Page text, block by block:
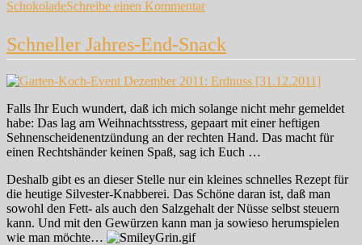
SchokoladeSchreibe einen Kommentarzu
Streich…
Schneller Jahres-End-Snack
Falls Ihr Euch wundert, daß ich mich solange nicht mehr gemeldet
habe: Das lag am Weihnachtsstress, gepaart mit einer heftigen
Sehnenscheidenentzündung an der rechten Hand. Das macht für
einen Rechtshänder keinen Spaß, sag ich Euch …
Deshalb gibt es an dieser Stelle nur ein kleines schnelles Rezept für
die heutige Silvester-Knabberei. Das Schöne daran ist, daß man
sowohl den Fett- als auch den Salzgehalt der Nüsse selbst steuern
kann. Und mit den Gewürzen kann man ja sowieso herumspielen
wie man möchte…